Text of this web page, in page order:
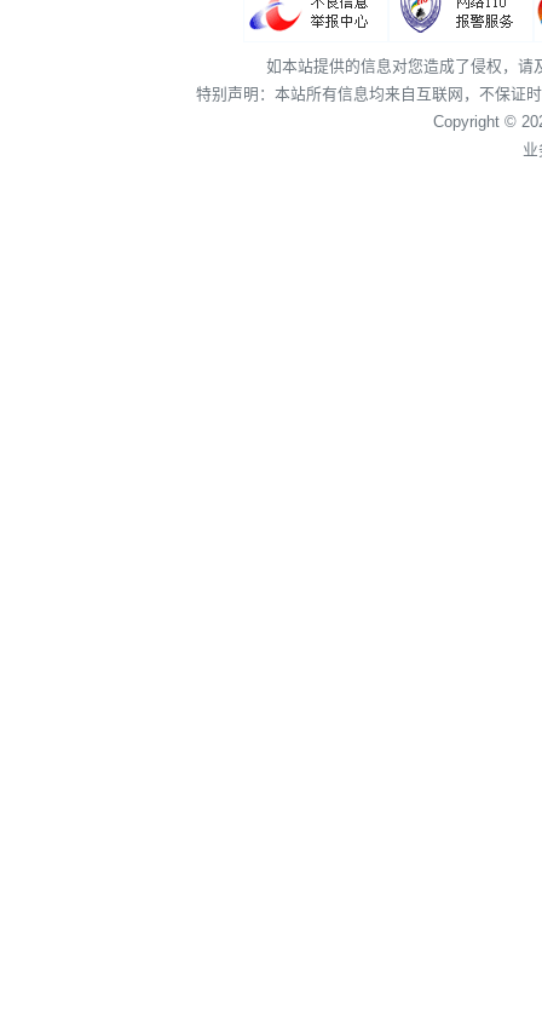
如本站提供的信息对您造成了侵权，
特别声明：本站所有信息均来自互联网，不保证
Copyright ©